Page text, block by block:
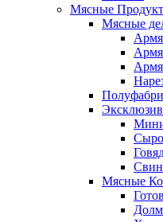
Мясные
Мясные
Мясные